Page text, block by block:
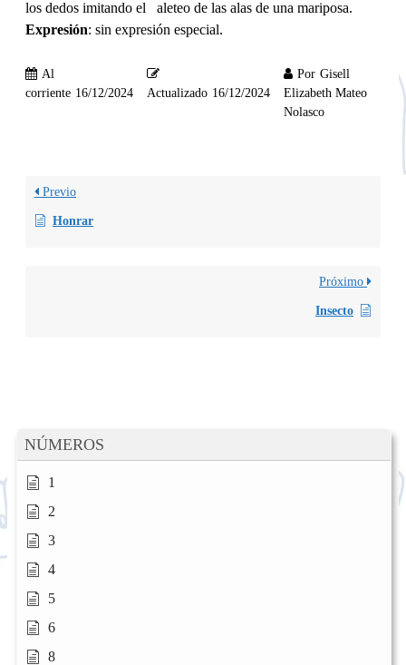
NÚMEROS
1
2
3
4
5
6
8
los dedos imitando el aleteo de las alas de una mariposa.
Expresión: sin expresión especial.
Al
corriente 16/12/2024 Actualizado 16/12/2024
Por Gisell
Elizabeth Mateo
Nolasco
Previo
Honrar
Próximo
Insecto